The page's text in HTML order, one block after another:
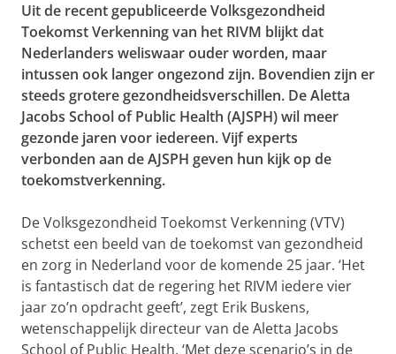
Uit de recent gepubliceerde Volksgezondheid
Toekomst Verkenning van het RIVM blijkt dat
Nederlanders weliswaar ouder worden, maar
intussen ook langer ongezond zijn. Bovendien zijn er
steeds grotere gezondheidsverschillen. De Aletta
Jacobs School of Public Health (AJSPH) wil meer
gezonde jaren voor iedereen. Vijf experts
verbonden aan de AJSPH geven hun kijk op de
toekomstverkenning.
De Volksgezondheid Toekomst Verkenning (VTV)
schetst een beeld van de toekomst van gezondheid
en zorg in Nederland voor de komende 25 jaar. ‘Het
is fantastisch dat de regering het RIVM iedere vier
jaar zo’n opdracht geeft’, zegt Erik Buskens,
wetenschappelijk directeur van de Aletta Jacobs
School of Public Health. ‘Met deze scenario’s in de